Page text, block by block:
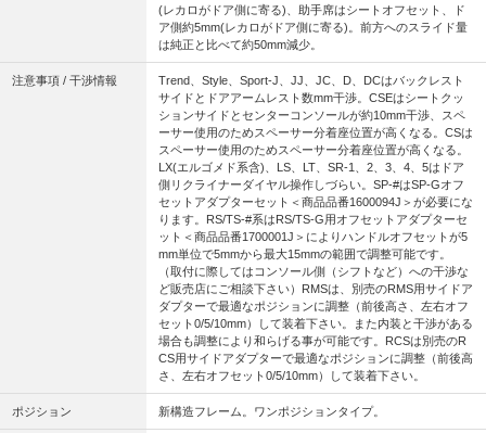
(レカロがドア側に寄る)、助手席はシートオフセット、ド
ア側約5mm(レカロがドア側に寄る)。前方へのスライド量
は純正と比べて約50mm減少。
注意事項 / 干渉情報
Trend、Style、Sport-J、JJ、JC、D、DCはバックレスト
サイドとドアアームレスト数mm干渉。CSEはシートクッ
ションサイドとセンターコンソールが約10mm干渉、スペ
ーサー使用のためスペーサー分着座位置が高くなる。CSは
スペーサー使用のためスペーサー分着座位置が高くなる。
LX(エルゴメド系含)、LS、LT、SR-1、2、3、4、5はドア
側リクライナーダイヤル操作しづらい。SP-#はSP-Gオフ
セットアダプターセット＜商品品番1600094J＞が必要にな
ります。RS/TS-#系はRS/TS-G用オフセットアダプターセ
ット＜商品品番1700001J＞によりハンドルオフセットが5
mm単位で5mmから最大15mmの範囲で調整可能です。
（取付に際してはコンソール側（シフトなど）への干渉な
ど販売店にご相談下さい）RMSは、別売のRMS用サイドア
ダプターで最適なポジションに調整（前後高さ、左右オフ
セット0/5/10mm）して装着下さい。また内装と干渉がある
場合も調整により和らげる事が可能です。RCSは別売のR
CS用サイドアダプターで最適なポジションに調整（前後高
さ、左右オフセット0/5/10mm）して装着下さい。
ポジション 新構造フレーム。ワンポジションタイプ。